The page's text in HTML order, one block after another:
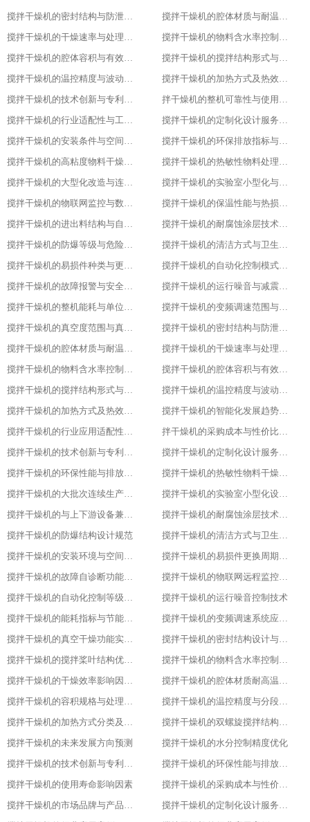
搅拌干燥机的密封结构与防泄漏等级
搅拌干燥机的腔体材质与耐温耐腐蚀性能
搅拌干燥机的干燥速率与处理量参数
搅拌干燥机的物料含水率控制范围
搅拌干燥机的腔体容积与有效装载率
搅拌干燥机的搅拌结构形式与适配物料
搅拌干燥机的温控精度与波动范围
搅拌干燥机的加热方式及热效率指标
搅拌干燥机的技术创新与专利技术应用
拌干燥机的整机可靠性与使用寿命
搅拌干燥机的行业适配性与工艺调整方案
搅拌干燥机的定制化设计服务范围
搅拌干燥机的安装条件与空间布局要求
搅拌干燥机的环保排放指标与净化措施
搅拌干燥机的高粘度物料干燥适配设计
搅拌干燥机的热敏性物料处理工艺优化
搅拌干燥机的大型化改造与连续生产能力
搅拌干燥机的实验室小型化与参数复刻性
搅拌干燥机的物联网监控与数据追溯能力
搅拌干燥机的保温性能与热损失率
搅拌干燥机的进出料结构与自动化适配
搅拌干燥机的耐腐蚀涂层技术与应用场景
搅拌干燥机的防爆等级与危险环境适配性
搅拌干燥机的清洁方式与卫生残留标准
搅拌干燥机的易损件种类与更换周期
搅拌干燥机的自动化控制模式分类
搅拌干燥机的故障报警与安全保护功能
搅拌干燥机的运行噪音与减震措施
搅拌干燥机的整机能耗与单位能耗标准
搅拌干燥机的变频调速范围与控制精度
搅拌干燥机的真空度范围与真空干燥效果
搅拌干燥机的密封结构与防泄漏等级
搅拌干燥机的腔体材质与耐温耐腐蚀性能
搅拌干燥机的干燥速率与处理量参数
搅拌干燥机的物料含水率控制范围
搅拌干燥机的腔体容积与有效装载率
搅拌干燥机的搅拌结构形式与适配物料
搅拌干燥机的温控精度与波动范围
搅拌干燥机的加热方式及热效率指标
搅拌干燥机的智能化发展趋势预测
搅拌干燥机的行业应用适配性调整
拌干燥机的采购成本与性价比评估
搅拌干燥机的技术创新与专利成果
搅拌干燥机的定制化设计服务范围
搅拌干燥机的环保性能与排放标准
搅拌干燥机的热敏性物料干燥工艺优化
搅拌干燥机的大批次连续生产改造
搅拌干燥机的实验室小型化设计要点
搅拌干燥机的与上下游设备兼容适配方案
搅拌干燥机的耐腐蚀涂层技术应用
搅拌干燥机的防爆结构设计规范
搅拌干燥机的清洁方式与卫生标准
搅拌干燥机的安装环境与空间要求
搅拌干燥机的易损件更换周期与维护
搅拌干燥机的故障自诊断功能解析
搅拌干燥机的物联网远程监控系统搭建
搅拌干燥机的自动化控制等级划分
搅拌干燥机的运行噪音控制技术
搅拌干燥机的能耗指标与节能改造方案
搅拌干燥机的变频调速系统应用优势
搅拌干燥机的真空干燥功能实现原理
搅拌干燥机的密封结构设计与防泄漏技术
搅拌干燥机的搅拌桨叶结构优化方案
搅拌干燥机的物料含水率控制精度
搅拌干燥机的干燥效率影响因素分析
搅拌干燥机的腔体材质耐高温性能指标
搅拌干燥机的容积规格与处理量匹配
搅拌干燥机的温控精度与分段控温技术
搅拌干燥机的加热方式分类及适用场景
搅拌干燥机的双螺旋搅拌结构设计原理
搅拌干燥机的未来发展方向预测​
搅拌干燥机的水分控制精度优化​
搅拌干燥机的技术创新与专利成果​
搅拌干燥机的环保性能与排放标准​
搅拌干燥机的使用寿命影响因素​
搅拌干燥机的采购成本与性价比评估​
搅拌干燥机的市场品牌与产品对比​
搅拌干燥机的定制化设计服务范围​